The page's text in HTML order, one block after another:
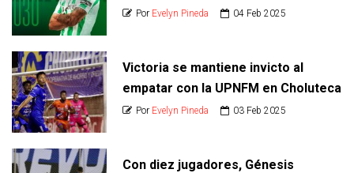
Por Evelyn Pineda 04 Feb 2025
Victoria se mantiene invicto al
empatar con la UPNFM en Choluteca
Por Evelyn Pineda 03 Feb 2025
Con diez jugadores, Génesis